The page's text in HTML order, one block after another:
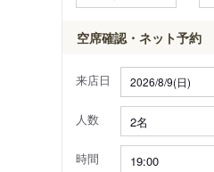
空席確認・ネット予約
来店日
人数
時間